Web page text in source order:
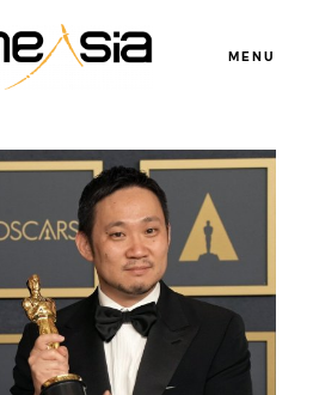
MENU